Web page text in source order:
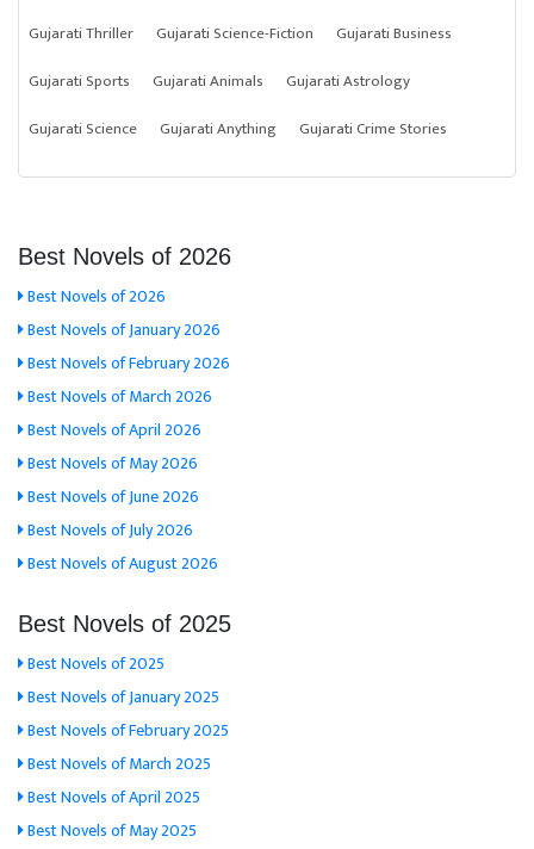
Gujarati Thriller
Gujarati Science-Fiction
Gujarati Business
Gujarati Sports
Gujarati Animals
Gujarati Astrology
Gujarati Science
Gujarati Anything Gujarati Crime Stories
Best Novels of 2026
Best Novels of 2026
Best Novels of January 2026
Best Novels of February 2026
Best Novels of March 2026
Best Novels of April 2026
Best Novels of May 2026
Best Novels of June 2026
Best Novels of July 2026
Best Novels of August 2026
Best Novels of 2025
Best Novels of 2025
Best Novels of January 2025
Best Novels of February 2025
Best Novels of March 2025
Best Novels of April 2025
Best Novels of May 2025